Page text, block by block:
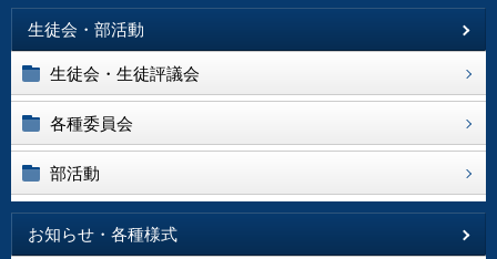
生徒会・部活動
生徒会・生徒評議会
各種委員会
部活動
お知らせ・各種様式